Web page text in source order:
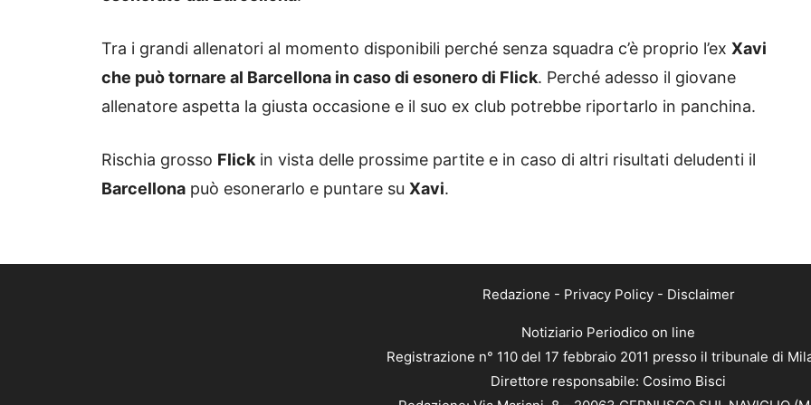
Tra i grandi allenatori al momento disponibili perché senza squadra c’è proprio l’ex Xavi
che può tornare al Barcellona in caso di esonero di Flick. Perché adesso il giovane
allenatore aspetta la giusta occasione e il suo ex club potrebbe riportarlo in panchina.
Rischia grosso Flick in vista delle prossime partite e in caso di altri risultati deludenti il
Barcellona può esonerarlo e puntare su Xavi.
Redazione - Privacy Policy- Disclaimer
Notiziario Periodico on line
Registrazione n° 110 del 17 febbraio 2011 presso il tribunale di
Direttore responsabile: Cosimo Bisci